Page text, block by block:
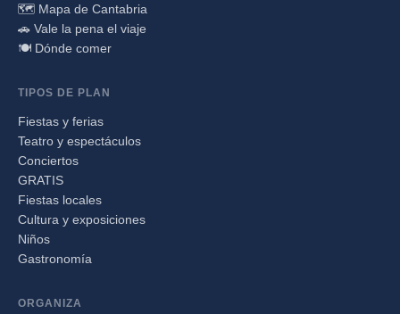
🗺️ Mapa de Cantabria
🚗 Vale la pena el viaje
🍽️ Dónde comer
TIPOS DE PLAN
Fiestas y ferias
Teatro y espectáculos
Conciertos
GRATIS
Fiestas locales
Cultura y exposiciones
Niños
Gastronomía
ORGANIZA